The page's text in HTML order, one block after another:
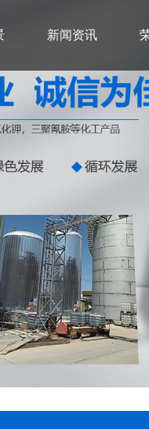
新闻资讯